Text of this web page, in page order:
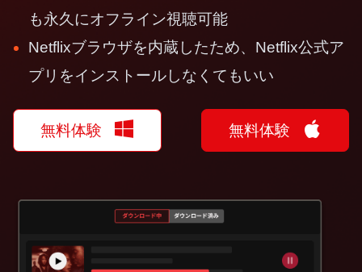
も永久にオフライン視聴可能
Netflixブラウザを内蔵したため、Netflix公式ア
プリをインストールしなくてもいい
無料体験 無料体験